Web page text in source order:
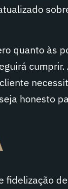
quanto às
honesto